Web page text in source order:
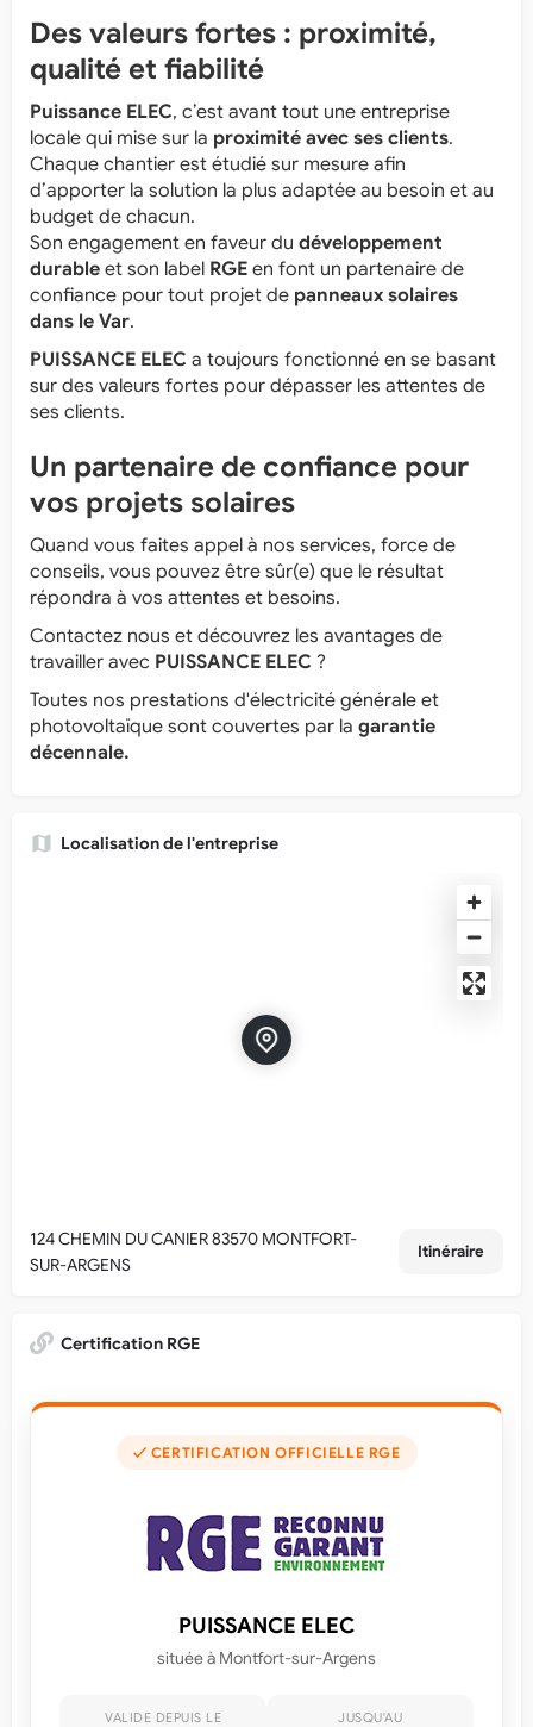
Des valeurs fortes : proximité,
qualité et fiabilité
Puissance ELEC, c’est avant tout une entreprise
locale qui mise sur la proximité avec ses clients.
Chaque chantier est étudié sur mesure afin
d’apporter la solution la plus adaptée au besoin et au
budget de chacun.
Son engagement en faveur du développement
durable et son label RGE en font un partenaire de
confiance pour tout projet de panneaux solaires
dans le Var.
PUISSANCE ELEC a toujours fonctionné en se basant
sur des valeurs fortes pour dépasser les attentes de
ses clients.
Un partenaire de confiance pour
vos projets solaires
Quand vous faites appel à nos services, force de
conseils, vous pouvez être sûr(e) que le résultat
répondra à vos attentes et besoins.
Contactez nous et découvrez les avantages de
travailler avec PUISSANCE ELEC ?
Toutes nos prestations d'électricité générale et
photovoltaïque sont couvertes par la garantie
décennale.
Localisation de l'entreprise
124 CHEMIN DU CANIER 83570 MONTFORT-
SUR-ARGENS
Itinéraire
Certification RGE
✓ CERTIFICATION OFFICIELLE RGE
PUISSANCE ELEC
située à Montfort-sur-Argens
VALIDE DEPUIS LE JUSQU'AU